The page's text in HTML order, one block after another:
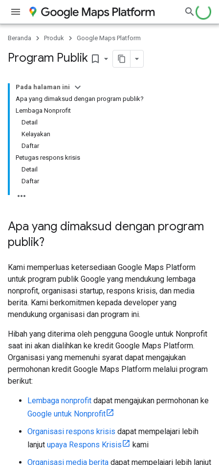
Beranda Produk Google Maps Platform
Program Publik bookmark_border
Pada halaman ini
Apa yang dimaksud dengan program publik?
Lembaga Nonprofit
Detail
Kelayakan
Daftar
Petugas respons krisis
Detail
Daftar
Apa yang dimaksud dengan program
publik?
Kami memperluas ketersediaan Google Maps Platform
untuk program publik Google yang mendukung lembaga
nonprofit, organisasi startup, respons krisis, dan media
berita. Kami berkomitmen kepada developer yang
mendukung organisasi dan program ini.
Hibah yang diterima oleh pengguna Google untuk Nonprofit
saat ini akan dialihkan ke kredit Google Maps Platform.
Organisasi yang memenuhi syarat dapat mengajukan
permohonan kredit Google Maps Platform melalui program
berikut:
Lembaga nonprofit dapat mengajukan permohonan ke
Google untuk Nonprofit
Organisasi respons krisis dapat mempelajari lebih
lanjut upaya Respons Krisis
kami
Organisasi media berita dapat mempelajari lebih lanjut